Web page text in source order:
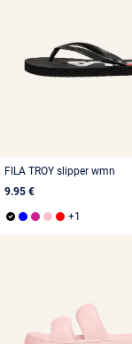
FILA TROY slipper wmn
9.95 €